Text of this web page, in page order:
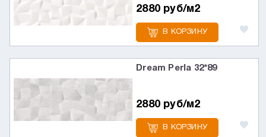
2880 руб/м2
В КОРЗИНУ
Dream Perla 32*89
2880 руб/м2
В КОРЗИНУ